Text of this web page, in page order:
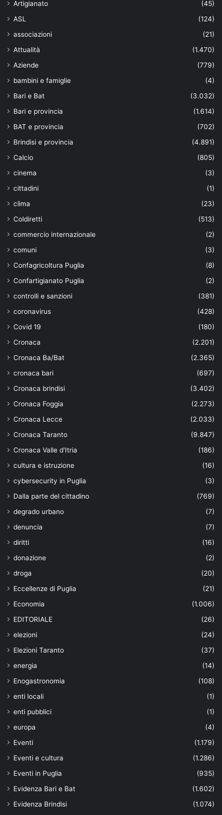
Artigianato
(45)
ASL
(124)
associazioni
(21)
Attualità
(1.470)
Aziende
(779)
bambini e famiglie
(4)
Bari e Bat
(3.032)
Bari e provincia
(1.614)
BAT e provincia
(702)
Brindisi e provincia
(4.891)
Calcio
(805)
cinema
(3)
cittadini
(1)
clima
(23)
Coldiretti
(513)
commercio internazionale
(2)
comuni
(3)
Confagricoltura Puglia
(8)
Confartigianato Puglia
(2)
controlli e sanzioni
(381)
coronavirus
(428)
Covid 19
(180)
Cronaca
(2.201)
Cronaca Ba/Bat
(2.365)
cronaca bari
(697)
Cronaca brindisi
(3.402)
Cronaca Foggia
(2.273)
Cronaca Lecce
(2.033)
Cronaca Taranto
(9.847)
Cronaca Valle d'Itria
(186)
cultura e istruzione
(16)
cybersecurity in Puglia
(3)
Dalla parte del cittadino
(769)
degrado urbano
(7)
denuncia
(7)
diritti
(16)
donazione
(2)
droga
(20)
Eccellenze di Puglia
(21)
Economia
(1.006)
EDITORIALE
(26)
elezioni
(24)
Elezioni Taranto
(37)
energia
(14)
Enogastronomia
(108)
enti locali
(1)
enti pubblici
(1)
europa
(4)
Eventi
(1.179)
Eventi e cultura
(1.286)
Eventi in Puglia
(935)
Evidenza Bari e Bat
(1.602)
Evidenza Brindisi
(1.074)